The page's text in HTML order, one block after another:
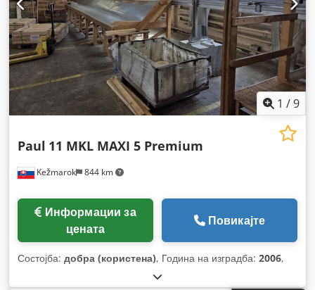
1 /9
Kežmarok 844 km
Paul 11 MKL MAXI 5 Premium
цената
Повикајте
Состојба: добра (користена), Година на изградба: 2006,